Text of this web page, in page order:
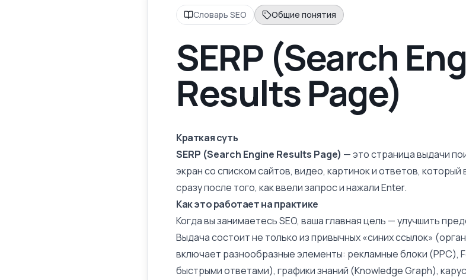
Словарь SEO Общие понятия
SERP (Search
Results Page)
Краткая суть
SERP (Search Engine Results Page) — это страница выдачи
экран со списком сайтов, видео, картинок и ответов,
сразу после того, как ввели запрос и нажали Enter.
Как это работает на практике
Когда вы занимаетесь SEO, ваша главная цель — улучшить
Выдача состоит не только из привычных «синих ссылок»
включает разнообразные элементы: рекламные блоки (PPC),
быстрыми ответами), графики знаний (Knowledge Graph),